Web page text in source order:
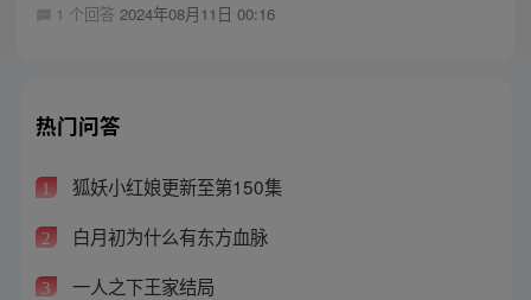
1 个回答 2024年08月11日 00:16
热门问答
1 狐妖小红娘更新至第150集
2 白月初为什么有东方血脉
3 一人之下王家结局